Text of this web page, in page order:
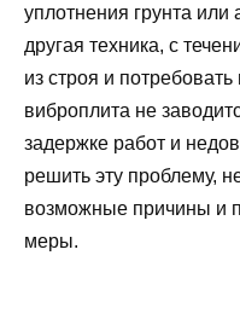
уплотнения грунта
другая техника, с
из строя и
виброплита не
задержке работ и
решить эту проблему,
возможные причины и
меры.